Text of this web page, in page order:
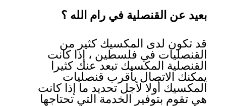
بعيد عن القنصلية في رام الله ؟
قد تكون لدى المكسيك كثير من
القنصليات في فلسطين ، إذا كانت
القنصلية المكسيك تبعد عنك كثيرا
يمكنك الاتصال بأقرب قنصليات
المكسيك أولا لأجل تحديد ما إذا كانت
هي تقوم بتوفير الخدمة التي تحتاجها